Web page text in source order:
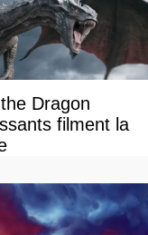
Dragon
filment la